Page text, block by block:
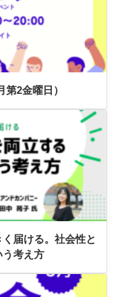
2金曜日）
届ける。社会性と
う考え方